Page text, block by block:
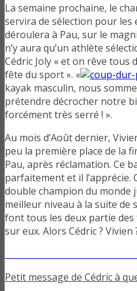
La semaine prochaine, le
servira de sélection pour les
déroulera à Pau, sur le
n’y aura qu’un athlète
Cédric Joly « et on rêve tous
fête du sport ». «
kayak masculin, nous
prétendre décrocher notre
forcément très serré ! ».
Au mois d’Août dernier,
peu la première place de la
Pau, après réclamation. Ce
parfaitement et il l’apprécie.
double champion du monde
meilleur niveau à la suite de
font tous les deux partie
sur eux. Alors Cédric ?
Petit message de Cédric à